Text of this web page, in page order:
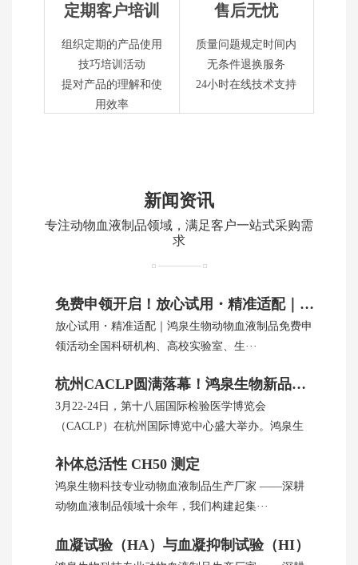
定期客户培训
组织定期的产品使用
技巧培训活动
提对产品的理解和使
用效率
售后无忧
质量问题规定时间内
无条件退换服务
24小时在线技术支持
新闻资讯
专注动物血液制品领域，满足客户一站式采购需
求
免费申领开启！放心试用・精准适配｜鸿泉生物动物血制品
放心试用・精准适配｜鸿泉生物动物血液制品免费申
领活动全国科研机构、高校实验室、生···
杭州CACLP圆满落幕！鸿泉生物新品引全球瞩目
3月22-24日，第十八届国际检验医学博览会
（CACLP）在杭州国际博览中心盛大举办。鸿泉生
补体总活性 CH50 测定
鸿泉生物科技专业动物血液制品生产厂家 ——深耕
动物血液制品领域十余年，我们构建起集···
血凝试验（HA）与血凝抑制试验（HI）